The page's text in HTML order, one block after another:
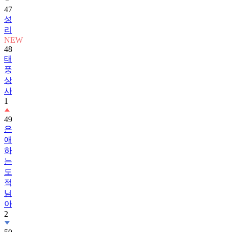
47
성
리
NEW
48
태
풍
상
사
1
49
은
애
하
는
도
적
님
아
2